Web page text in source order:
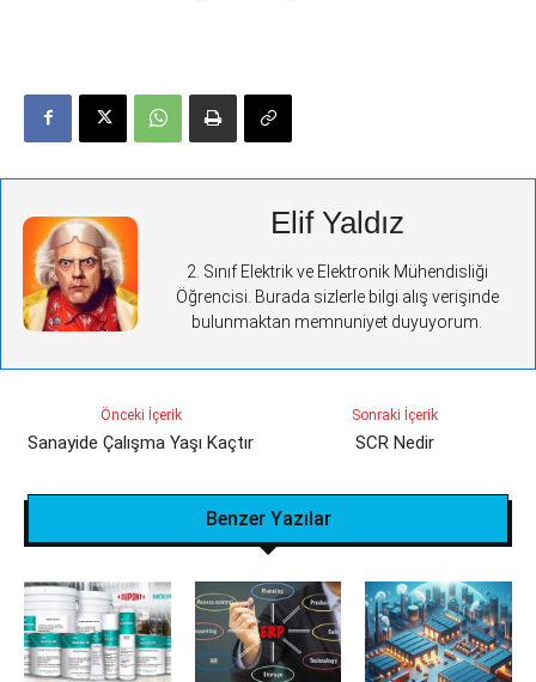
Elif Yaldız
2. Sınıf Elektrik ve Elektronik Mühendisliği
Öğrencisi. Burada sizlerle bilgi alış verişinde
bulunmaktan memnuniyet duyuyorum.
Önceki İçerik
Sanayide Çalışma Yaşı Kaçtır
Sonraki İçerik
SCR Nedir
Benzer Yazılar